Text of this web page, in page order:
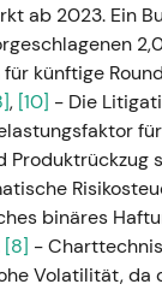
ab 2023. Ein
künftige
, [10] - Die
Produktrückzug
binäres
[8] -
Volatilität, da